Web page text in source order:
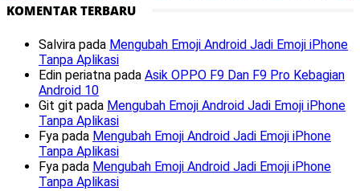
KOMENTAR TERBARU
Salvira pada Mengubah Emoji Android Jadi Emoji iPhone
Tanpa Aplikasi
Edin periatna pada Asik OPPO F9 Dan F9 Pro Kebagian
Android 10
Git git pada Mengubah Emoji Android Jadi Emoji iPhone
Tanpa Aplikasi
Fya pada Mengubah Emoji Android Jadi Emoji iPhone
Tanpa Aplikasi
Fya pada Mengubah Emoji Android Jadi Emoji iPhone
Tanpa Aplikasi